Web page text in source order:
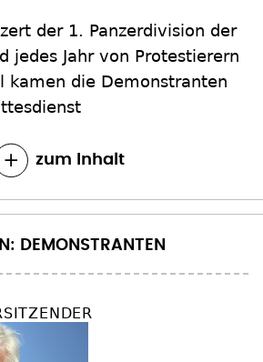
der 1. Panzerdivision der
jedes Jahr von Protestierern
kamen die Demonstranten
zum Inhalt
DEMONSTRANTEN